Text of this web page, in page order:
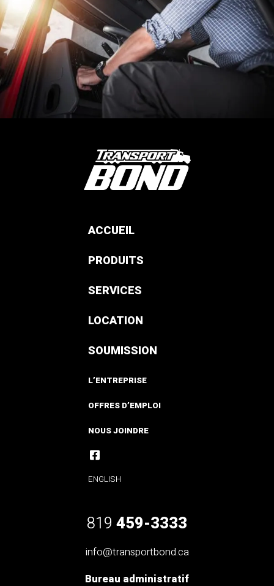
ACCUEIL
PRODUITS
SERVICES
LOCATION
SOUMISSION
L’ENTREPRISE
OFFRES D’EMPLOI
NOUS JOINDRE
ENGLISH
819 459-3333
info@transportbond.ca
Bureau administratif